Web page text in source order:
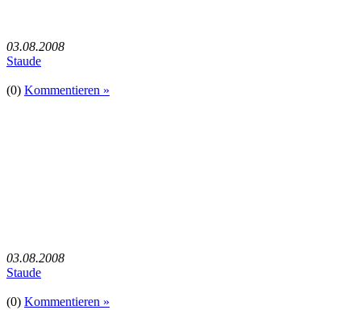
03.08.2008
Staude
(0) Kommentieren »
03.08.2008
Staude
(0) Kommentieren »